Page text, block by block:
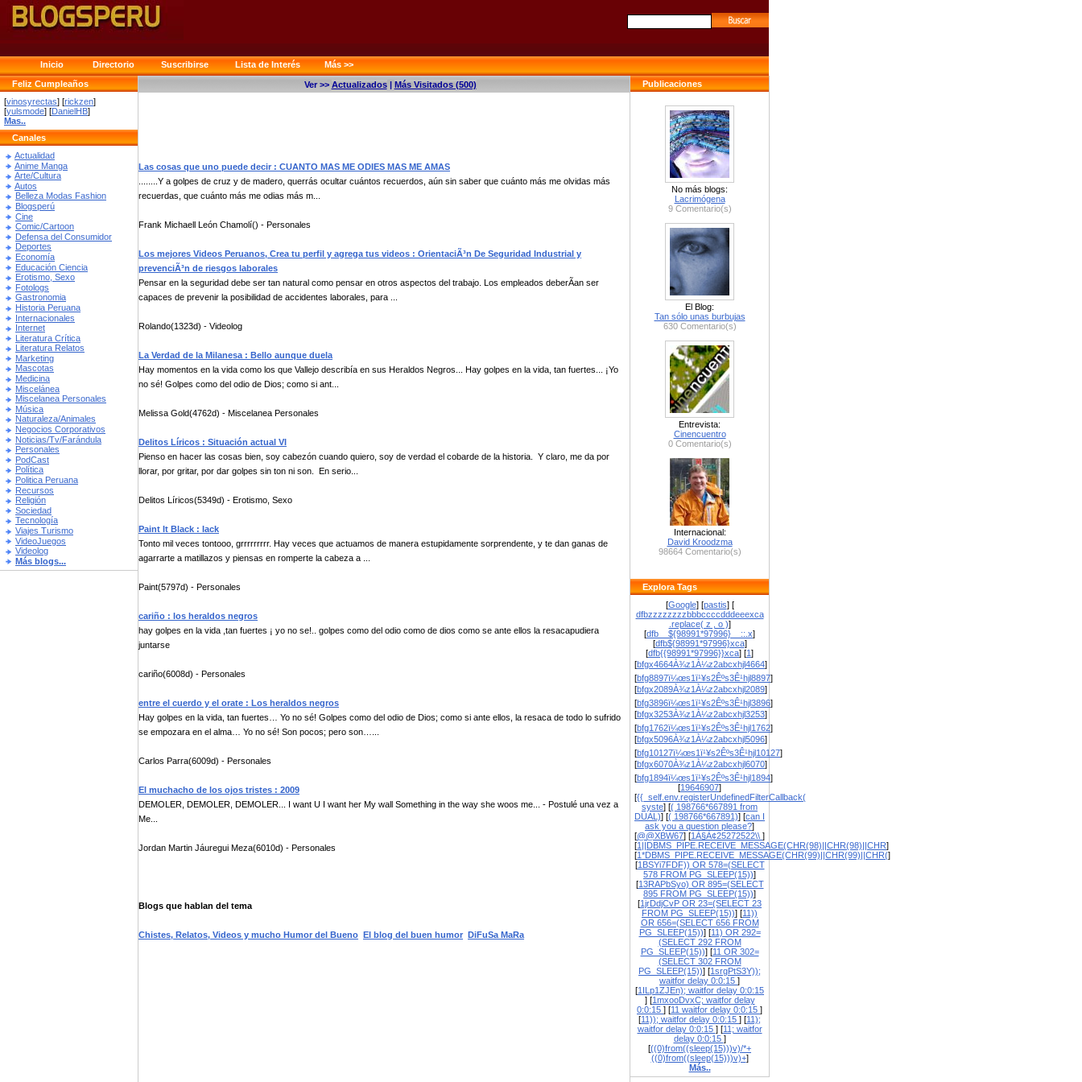
Inicio Directorio Suscribirse Lista de Interés
Más >>
Feliz Cumpleaños
[vinosyrectas] [rickzen]
[yulsmode] [DanielHB]
Mas..
Canales
Actualidad
Anime Manga
Arte/Cultura
Autos
Belleza Modas Fashion
Blogsperú
Cine
Comic/Cartoon
Defensa del Consumidor
Deportes
Economía
Educación Ciencia
Erotismo, Sexo
Fotologs
Gastronomia
Historia Peruana
Internacionales
Internet
Literatura Crítica
Literatura Relatos
Marketing
Mascotas
Medicina
Miscelánea
Miscelanea Personales
Música
Naturaleza/Animales
Negocios Corporativos
Noticias/Tv/Farándula
Personales
PodCast
Política
Politica Peruana
Recursos
Religión
Sociedad
Tecnología
Viajes Turismo
VideoJuegos
Videolog
Más blogs...
Publicaciones
No más blogs:
Lacrimógena
9 Comentario(s)
El Blog:
Tan sólo unas burbujas
630 Comentario(s)
Entrevista:
Cinencuentro
0 Comentario(s)
Internacional:
David Kroodzma
98664 Comentario(s)
Explora Tags
[Google] [pastis] [
dfbzzzzzzzzbbbccccdddeeexca
.replace( z , o )]
[dfb__${98991*97996}__::.x]
[dfb${98991*97996}xca]
[dfb{{98991*97996}}xca] [1]
[bfgx4664À¾z1À¼z2abcxhjl4664]
[bfg8897ï¼œs1ï¹¥s2Êºs3Ê¹hjl8897]
[bfgx2089À¾z1À¼z2abcxhjl2089]
[bfg3896ï¼œs1ï¹¥s2Êºs3Ê¹hjl3896]
[bfgx3253À¾z1À¼z2abcxhjl3253]
[bfg1762ï¼œs1ï¹¥s2Êºs3Ê¹hjl1762]
[bfgx5096À¾z1À¼z2abcxhjl5096]
[bfg10127ï¼œs1ï¹¥s2Êºs3Ê¹hjl10127]
[bfgx6070À¾z1À¼z2abcxhjl6070]
[bfg1894ï¼œs1ï¹¥s2Êºs3Ê¹hjl1894]
[19646907]
[{{_self.env.registerUndefinedFilterCallback(
syste] [( 198766*667891 from
DUAL)] [( 198766*667891)] [can I
ask you a question please?]
[@@XBW67] [1À§À¢25272522\\ ]
[1||DBMS_PIPE.RECEIVE_MESSAGE(CHR(98)||CHR(98)||CHR]
[1*DBMS_PIPE.RECEIVE_MESSAGE(CHR(99)||CHR(99)||CHR(]
[1BSYi7FDF)) OR 578=(SELECT
578 FROM PG_SLEEP(15))]
[13RAPbSyo) OR 895=(SELECT
895 FROM PG_SLEEP(15))]
[1jrDdjCvP OR 23=(SELECT 23
FROM PG_SLEEP(15))] [11))
OR 656=(SELECT 656 FROM
PG_SLEEP(15))] [11) OR 292=
(SELECT 292 FROM
PG_SLEEP(15))] [11 OR 302=
(SELECT 302 FROM
PG_SLEEP(15))] [1srgPtS3Y));
waitfor delay 0:0:15 ]
[1ILp1ZJEn); waitfor delay 0:0:15
] [1mxooDvxC; waitfor delay
0:0:15 ] [11 waitfor delay 0:0:15 ]
[11)); waitfor delay 0:0:15 ] [11);
waitfor delay 0:0:15 ] [11; waitfor
delay 0:0:15 ]
[((0)from((sleep(15)))v)/*+
((0)from((sleep(15)))v)+]
Más..
Ver >> Actualizados| Más Visitados (500)
Las cosas que uno puede decir : CUANTO MAS ME ODIES MAS ME AMAS
........Y a golpes de cruz y de madero, querrás ocultar cuántos recuerdos, aún sin saber que cuánto más me olvidas más
recuerdas, que cuánto más me odias más m...
Frank Michaell León Chamolí() - Personales
Los mejores Videos Peruanos, Crea tu perfil y agrega tus videos : OrientaciÃ³n De Seguridad Industrial y
prevenciÃ³n de riesgos laborales
Pensar en la seguridad debe ser tan natural como pensar en otros aspectos del trabajo. Los empleados deberÃ­an ser
capaces de prevenir la posibilidad de accidentes laborales, para ...
Rolando(1323d) - Videolog
La Verdad de la Milanesa : Bello aunque duela
Hay momentos en la vida como los que Vallejo describía en sus Heraldos Negros... Hay golpes en la vida, tan fuertes... ¡Yo
no sé! Golpes como del odio de Dios; como si ant...
Melissa Gold(4762d) - Miscelanea Personales
Delitos Líricos : Situación actual VI
Pienso en hacer las cosas bien, soy cabezón cuando quiero, soy de verdad el cobarde de la historia. Y claro, me da por
llorar, por gritar, por dar golpes sin ton ni son. En serio...
Delitos Líricos(5349d) - Erotismo, Sexo
Paint It Black : Iack
Tonto mil veces tontooo, grrrrrrrrr. Hay veces que actuamos de manera estupidamente sorprendente, y te dan ganas de
agarrarte a matillazos y piensas en romperte la cabeza a ...
Paint(5797d) - Personales
cariño : los heraldos negros
hay golpes en la vida ,tan fuertes ¡ yo no se!.. golpes como del odio como de dios como se ante ellos la resacapudiera
juntarse
cariño(6008d) - Personales
entre el cuerdo y el orate : Los heraldos negros
Hay golpes en la vida, tan fuertes… Yo no sé! Golpes como del odio de Dios; como si ante ellos, la resaca de todo lo sufrido
se empozara en el alma… Yo no sé! Son pocos; pero son…...
Carlos Parra(6009d) - Personales
El muchacho de los ojos tristes : 2009
DEMOLER, DEMOLER, DEMOLER... I want U I want her My wall Something in the way she woos me... - Postulé una vez a
Me...
Jordan Martin Jáuregui Meza(6010d) - Personales
Blogs que hablan del tema
Chistes, Relatos, Videos y mucho Humor del Bueno El blog del buen humor DiFuSa MaRa